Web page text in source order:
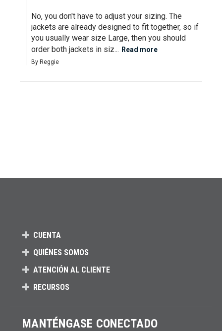
No, you don't have to adjust your sizing. The
jackets are already designed to fit together, so if
you usually wear size Large, then you should
order both jackets in siz... Read more
By Reggie
CUENTA
QUIÉNES SOMOS
ATENCIÓN AL CLIENTE
RECURSOS
MANTÉNGASE CONECTADO